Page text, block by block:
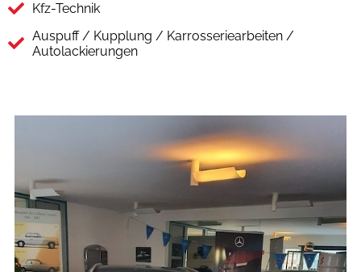
Kfz-Technik
Auspuff / Kupplung / Karrosseriearbeiten /
Autolackierungen